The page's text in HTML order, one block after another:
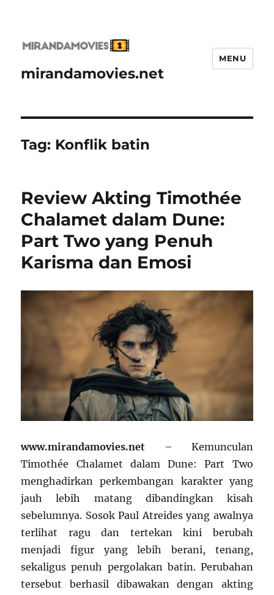
mirandamovies.net
MENU
Tag: Konflik batin
Review Akting Timothée
Chalamet dalam Dune:
Part Two yang Penuh
Karisma dan Emosi
www.mirandamovies.net – Kemunculan
Timothée Chalamet dalamDune: Part Two
menghadirkan perkembangan karakter yang
jauh lebih matang dibandingkan kisah
sebelumnya. Sosok Paul Atreides yang awalnya
terlihat ragu dan tertekan kini berubah
menjadi figur yang lebih berani, tenang,
sekaligus penuh pergolakan batin. Perubahan
tersebut berhasil dibawakan dengan akting